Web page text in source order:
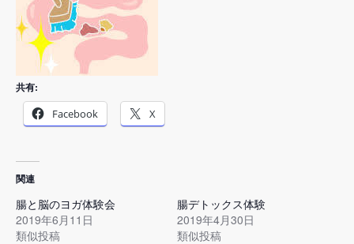
共有:
Facebook
X
関連
腸と脳のヨガ体験会
2019年6月11日
類似投稿
腸デトックス体験
2019年4月30日
類似投稿